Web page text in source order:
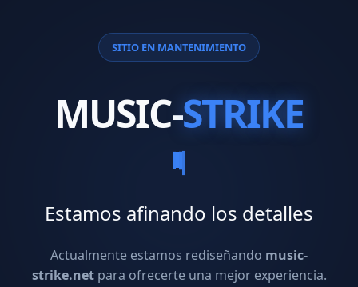
SITIO EN MANTENIMIENTO
MUSIC-STRIKE
Estamos afinando los detalles
Actualmente estamos rediseñando music-
strike.netpara ofrecerte una mejor experiencia.